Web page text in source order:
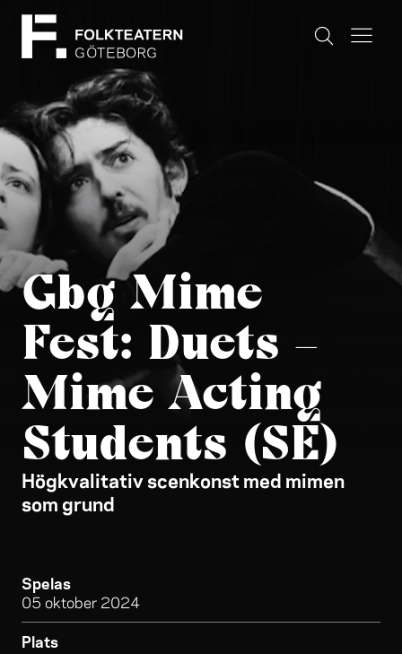
Gbg Mime
Fest: Duets –
Mime Acting
Students (SE)
Högkvalitativ scenkonst med mimen
som grund
Spelas
05 oktober 2024
Plats